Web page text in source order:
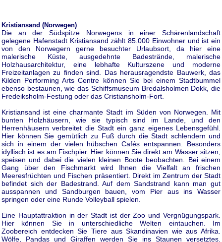
Kristiansand (Norwegen)
Die an der Südspitze Norwegens in einer Schärenlandschaft
gelegene Hafenstadt Kristiansand zählt 85.000 Einwohner und ist ein
von den Norwegern gerne besuchter Urlaubsort, da hier eine
malerische Küste, ausgedehnte Badestrände, malerische
Holzhausarchitektur, eine lebhafte Kulturszene und moderne
Freizeitanlagen zu finden sind. Das herausragendste Bauwerk, das
Kilden Performing Arts Centre können Sie bei einem Stadtbummel
ebenso bestaunen, wie das Schiffsmuseum Bredalsholmen Dokk, die
Fredeiksholm-Festung oder das Cristiansholm-Fort.
Kristiansand ist eine charmante Stadt im Süden von Norwegen. Mit
bunten Holzhäusern, wie sie typisch sind im Lande, und den
Herrenhäusern verbreitet die Stadt ein ganz eigenes Lebensgefühl.
Hier können Sie gemütlich zu Fuß durch die Stadt schlendern und
sich in einem der vielen hübschen Cafés entspannen. Besonders
idyllisch ist es am Fischpier. Hier können Sie direkt am Wasser sitzen,
speisen und dabei die vielen kleinen Boote beobachten. Bei einem
Gang über den Fischmarkt wird Ihnen die Vielfalt an frischen
Meeresfrüchten und Fischen präsentiert. Direkt im Zentrum der Stadt
befindet sich der Badestrand. Auf dem Sandstrand kann man gut
ausspannen und Sandburgen bauen, vom Pier aus ins Wasser
springen oder eine Runde Volleyball spielen.
Eine Hauptattraktion in der Stadt ist der Zoo und Vergnügungspark.
Hier können Sie in unterschiedliche Welten eintauchen. Im
Zoobereich entdecken Sie Tiere aus Skandinavien wie aus Afrika.
Wölfe, Pandas und Giraffen werden Sie ins Staunen versetztes.